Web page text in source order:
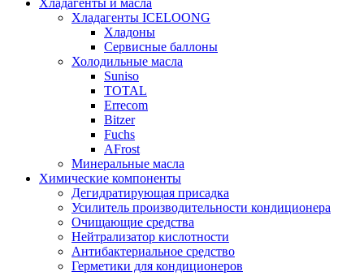
Хладагенты ICELOONG
Хладоны
Сервисные баллоны
Холодильные масла
Suniso
TOTAL
Errecom
Bitzer
Fuchs
AFrost
Минеральные масла
Химические компоненты
Дегидратирующая присадка
Усилитель производительности кондиционера
Очищающие средства
Нейтрализатор кислотности
Антибактериальное средство
Герметики для кондиционеров